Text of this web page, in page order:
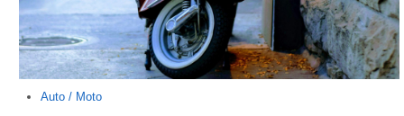
Auto / Moto